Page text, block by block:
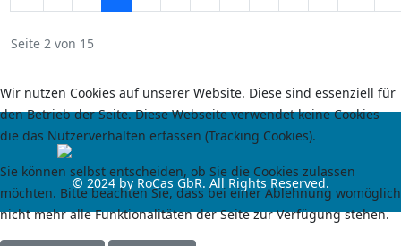
Seite 2 von 15
© 2024 by RoCas GbR. All Rights Reserved.
Wir nutzen Cookies auf unserer Website. Diese sind essenziell für
den Betrieb der Seite. Diese Webseite verwendet keine Cookies
die das Nutzerverhalten erfassen (Tracking Cookies).
Sie können selbst entscheiden, ob Sie die Cookies zulassen
möchten. Bitte beachten Sie, dass bei einer Ablehnung womöglich
nicht mehr alle Funktionalitäten der Seite zur Verfügung stehen.